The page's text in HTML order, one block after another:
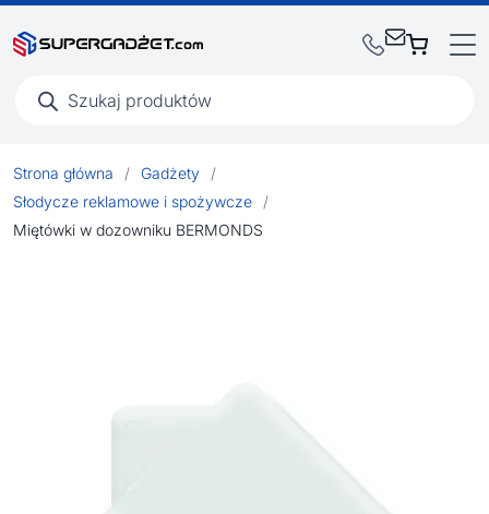
produktów
Strona główna / Gadżety
/
Słodycze reklamowe i spożywcze
/
Miętówki w dozowniku BERMONDS